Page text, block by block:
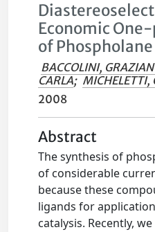
Economic
of
BACCOLINI,
CARLA; MICHELETTI,
2008
Abstract
The synthesis of
of considerable
because these
ligands for
catalysis. Recently,